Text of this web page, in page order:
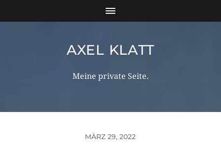
AXEL KLATT
Meine private Seite.
MÄRZ 29, 2022